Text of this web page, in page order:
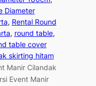
Diameter
, Rental Round
, round table
table cover
skirting hitam
Manir Cilandak
Event Manir